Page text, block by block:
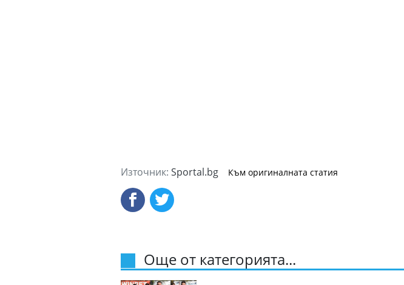
Източник: Sportal.bg Към оригиналната статия
Още от категорията...